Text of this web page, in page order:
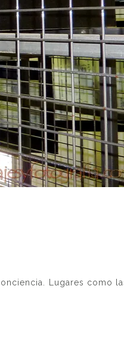
Lugares como